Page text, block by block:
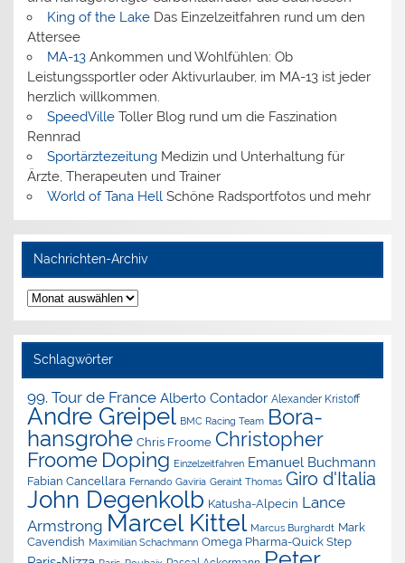
King of the LakeDas Einzelzeitfahren rund um den
Attersee
MA-13Ankommen und Wohlfühlen: Ob
Leistungssportler oder Aktivurlauber, im MA-13 ist jeder
herzlich willkommen.
SpeedVilleToller Blog rund um die Faszination
Rennrad
SportärztezeitungMedizin und Unterhaltung für
Ärzte, Therapeuten und Trainer
World of Tana HellSchöne Radsportfotos und mehr
Nachrichten-Archiv
Nachrichten-
Archiv
Schlagwörter
99. Tour de France Alberto Contador Alexander Kristoff
Andre Greipel BMC Racing Team Bora-
hansgrohe Chris Froome Christopher
Froome Doping Einzelzeitfahren Emanuel Buchmann
Fabian Cancellara Fernando Gaviria Geraint Thomas Giro d'Italia
John Degenkolb Katusha-Alpecin Lance
Armstrong Marcel Kittel Marcus Burghardt Mark
Cavendish Maximilian Schachmann Omega Pharma-Quick Step